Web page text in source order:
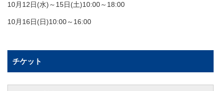
10月12日(水)～15日(土)10:00～18:00
10月16日(日)10:00～16:00
チケット